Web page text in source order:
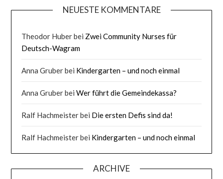
NEUESTE KOMMENTARE
Theodor Huberbei Zwei Community Nurses für
Deutsch-Wagram
Anna Gruberbei Kindergarten – und noch einmal
Anna GruberbeiWer führt die Gemeindekassa?
Ralf Hachmeisterbei Die ersten Defis sind da!
Ralf Hachmeisterbei Kindergarten – und noch einmal
ARCHIVE